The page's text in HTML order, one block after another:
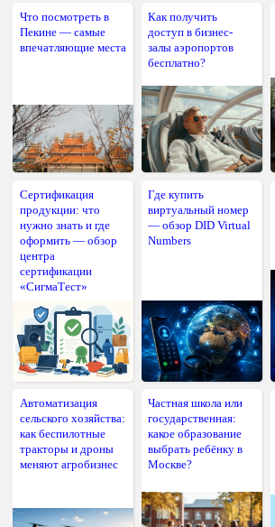
Что посмотреть в
Пекине — самые
впечатляющие места
Как получить
доступ в бизнес-
залы аэропортов
бесплатно?
Сертификация
продукции: что
нужно знать и где
оформить — обзор
центра
сертификации
«СигмаТест»
Где купить
виртуальный номер
— обзор DID Virtual
Numbers
Автоматизация
сельского хозяйства:
как беспилотные
тракторы и дроны
меняют агробизнес
Частная школа или
государственная:
какое образование
выбрать ребёнку в
Москве?